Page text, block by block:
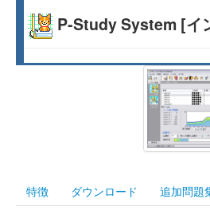
P-Study System [イ
特徴 ダウンロード 追加問題